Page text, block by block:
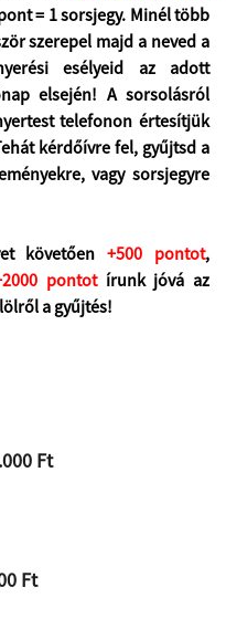
= 1 sorsjegy. Minél több
szerepel majd a neved a
esélyeid az adott
elsején! A sorsolásról
telefonon értesítjük
kérdőívre fel, gyűjtsd a
vagy sorsjegyre
követően+500 pontot,
pontotírunk jóvá az
a gyűjtés!
Ft
Ft